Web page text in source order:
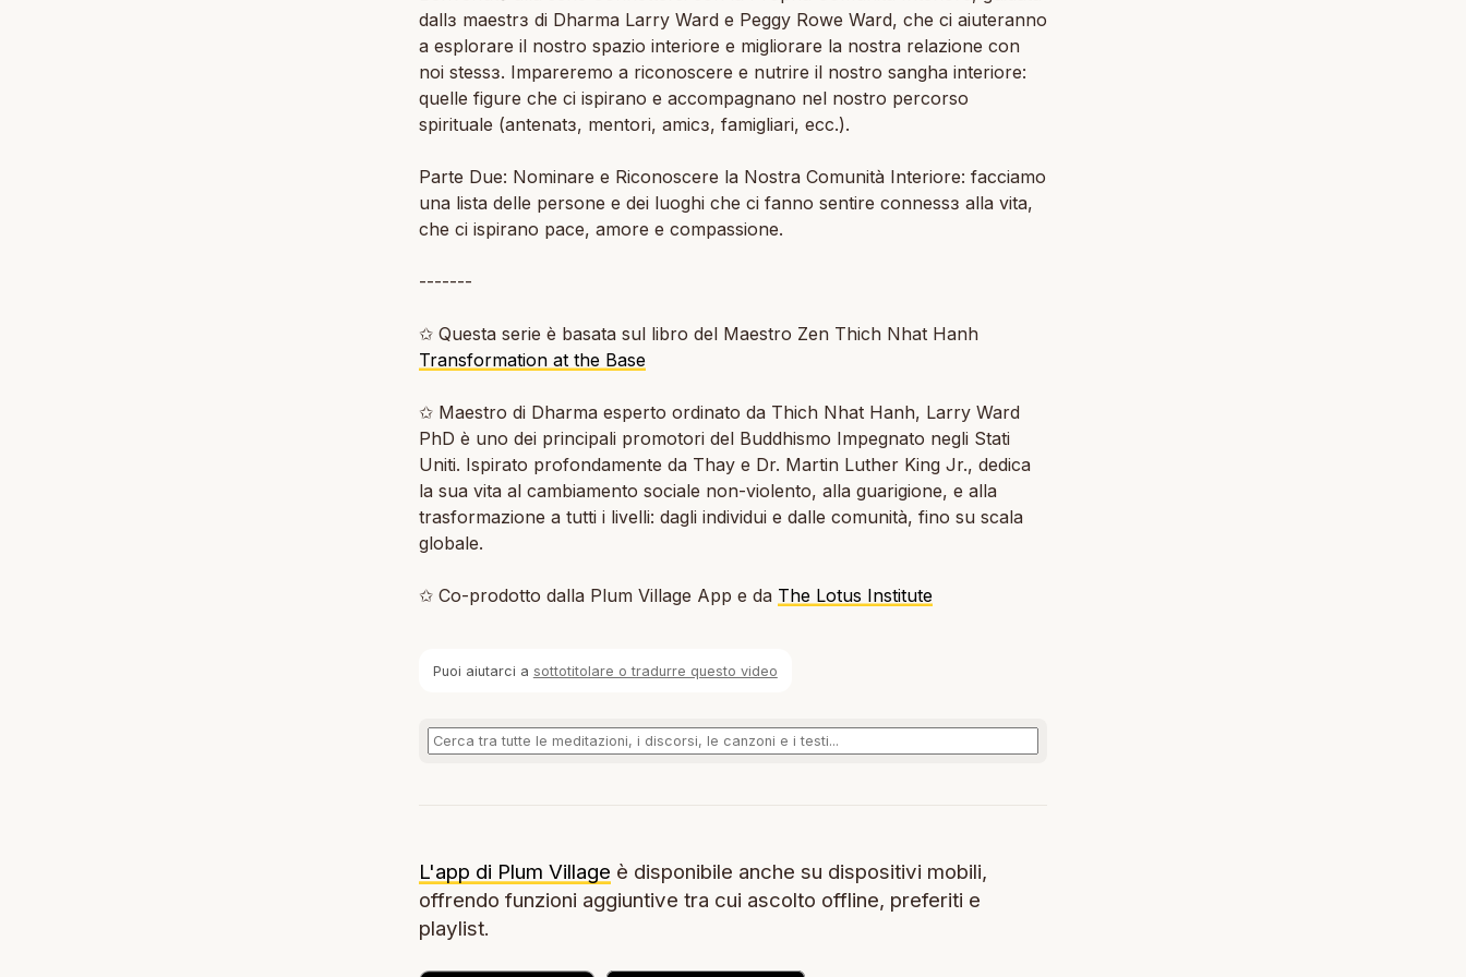
dallɜ maestrɜ di Dharma Larry Ward e Peggy Rowe Ward, che ci aiuteranno
a esplorare il nostro spazio interiore e migliorare la nostra relazione con
noi stessɜ. Impareremo a riconoscere e nutrire il nostro sangha interiore:
quelle figure che ci ispirano e accompagnano nel nostro percorso
spirituale (antenatɜ, mentori, amicɜ, famigliari, ecc.).
Parte Due: Nominare e Riconoscere la Nostra Comunità Interiore: facciamo
una lista delle persone e dei luoghi che ci fanno sentire connessɜ alla vita,
che ci ispirano pace, amore e compassione.
-------
✩ Questa serie è basata sul libro del Maestro Zen Thich Nhat Hanh
Transformation at the Base
✩ Maestro di Dharma esperto ordinato da Thich Nhat Hanh, Larry Ward
PhD è uno dei principali promotori del Buddhismo Impegnato negli Stati
Uniti. Ispirato profondamente da Thay e Dr. Martin Luther King Jr., dedica
la sua vita al cambiamento sociale non-violento, alla guarigione, e alla
trasformazione a tutti i livelli: dagli individui e dalle comunità, fino su scala
globale.
✩ Co-prodotto dalla Plum Village App e da The Lotus Institute
Puoi aiutarci a sottotitolare o tradurre questo video
L'app di Plum Village è disponibile anche su dispositivi mobili,
offrendo funzioni aggiuntive tra cui ascolto offline, preferiti e
playlist.